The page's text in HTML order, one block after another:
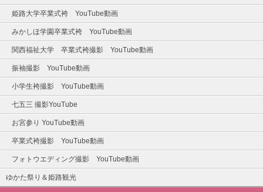
姫路大学卒業式袴 YouTube動画
みかしほ学園卒業式袴 YouTube動画
関西福祉大学 卒業式袴撮影 YouTube動画
振袖撮影 YouTube動画
小学生袴撮影 YouTube動画
七五三 撮影YouTube
お宮参り YouTube動画
卒業式袴撮影 YouTube動画
フォトウエディング撮影 YouTube動画
ゆかた祭り＆姫路観光